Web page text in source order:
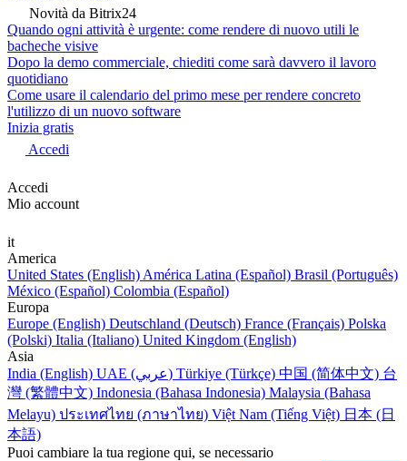
Novità da Bitrix24
Quando ogni attività è urgente: come rendere di nuovo utili le
bacheche visive
Dopo la demo commerciale, chiediti come sarà davvero il lavoro
quotidiano
Come usare il calendario del primo mese per rendere concreto
l'utilizzo di un nuovo software
Inizia gratis
Accedi
Accedi
Mio account
it
America
United States (English) América Latina (Español) Brasil (Português)
México (Español) Colombia (Español)
Europa
Europe (English) Deutschland (Deutsch) France (Français) Polska
(Polski) Italia (Italiano) United Kingdom (English)
Asia
India (English)
UAE (عربي) Türkiye (Türkçe) 中国 (简体中文) 台
灣 (繁體中文) Indonesia (Bahasa Indonesia) Malaysia (Bahasa
Melayu) ประเทศไทย (ภาษาไทย) Việt Nam (Tiếng Việt) 日本 (日
本語)
Puoi cambiare la tua regione qui, se necessario